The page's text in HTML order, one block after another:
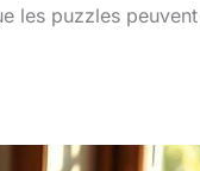
les puzzles